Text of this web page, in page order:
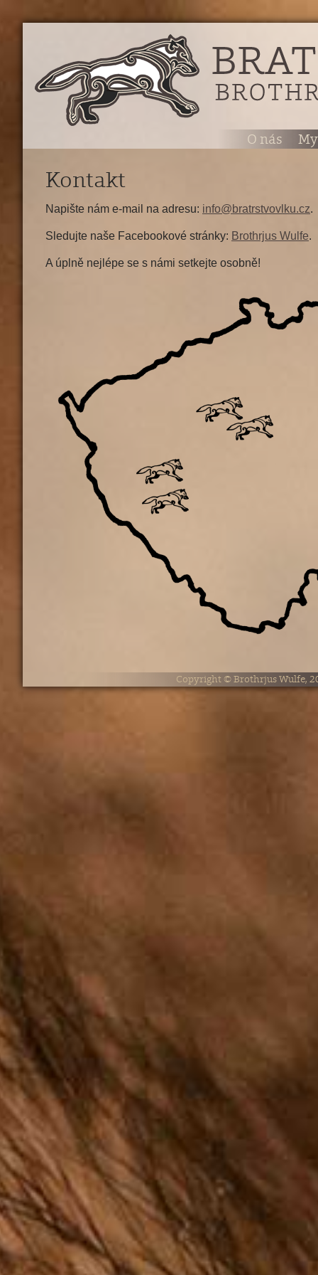
O nás
Kontakt
Napište nám e-mail na adresu: info@bratrstvovlku.cz.
Sledujte naše Facebookové stránky: Brothrjus Wulfe.
A úplně nejlépe se s námi setkejte osobně!
Copyright © Brothrjus Wulfe,